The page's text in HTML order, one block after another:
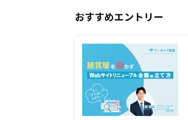
おすすめエントリー